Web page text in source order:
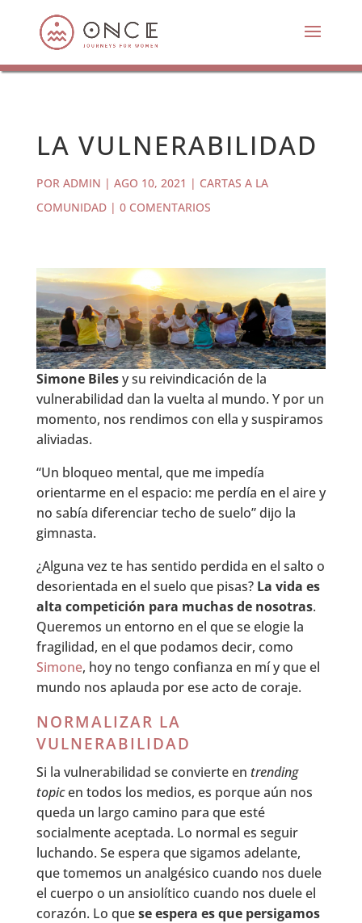
LA VULNERABILIDAD
POR ADMIN | AGO 10, 2021 | CARTAS A LA
COMUNIDAD| 0 COMENTARIOS
Simone Bilesy su reivindicación de la
vulnerabilidad dan la vuelta al mundo. Y por un
momento, nos rendimos con ella y suspiramos
aliviadas.
“Un bloqueo mental, que me impedía
orientarme en el espacio: me perdía en el aire y
no sabía diferenciar techo de suelo” dijo la
gimnasta.
¿Alguna vez te has sentido perdida en el salto o
desorientada en el suelo que pisas?La vida es
alta competición para muchas de nosotras.
Queremos un entorno en el que se elogie la
fragilidad, en el que podamos decir, como
Simone, hoy no tengo confianza en mí y que el
mundo nos aplauda por ese acto de coraje.
NORMALIZAR LA
VULNERABILIDAD
Si la vulnerabilidad se convierte en trending
topicen todos los medios, es porque aún nos
queda un largo camino para que esté
socialmente aceptada. Lo normal es seguir
luchando. Se espera que sigamos adelante,
que tomemos un analgésico cuando nos duele
el cuerpo o un ansiolítico cuando nos duele el
corazón. Lo quese espera es que persigamos